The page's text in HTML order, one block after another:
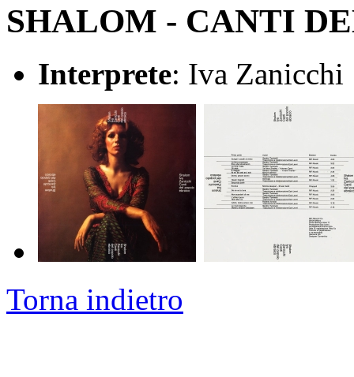
SHALOM - CANTI
Interprete: Iva Zanicchi
Torna indietro